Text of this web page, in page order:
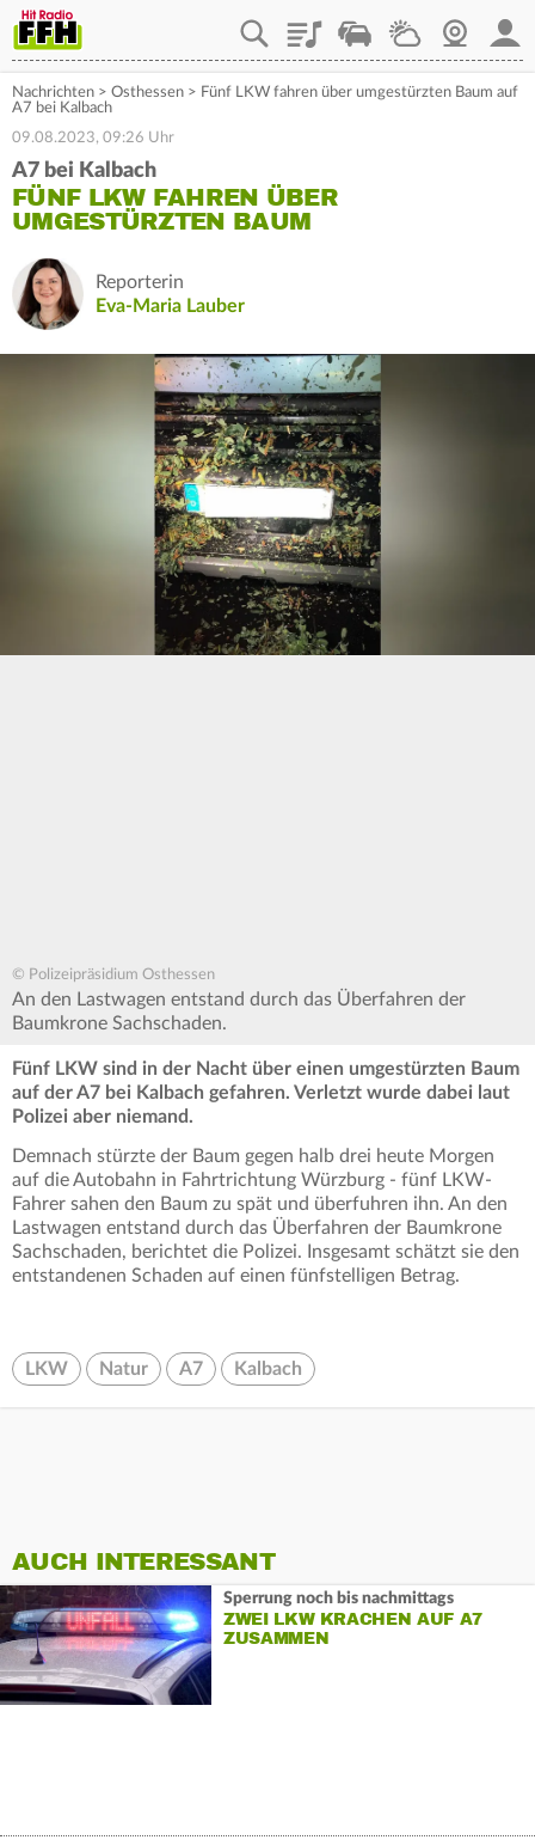
PlaylistStaupilotWetterWebcam
Nachrichten > Osthessen > Fünf LKW fahren über umgestürzten Baum auf
A7 bei Kalbach
09.08.2023, 09:26 Uhr
A7 bei Kalbach
FÜNF LKW FAHREN ÜBER
UMGESTÜRZTEN BAUM
Reporterin
Eva-Maria Lauber
© Polizeipräsidium Osthessen
An den Lastwagen entstand durch das Überfahren der
Baumkrone Sachschaden.
Fünf LKW sind in der Nacht über einen umgestürzten Baum
auf der A7 bei Kalbach gefahren. Verletzt wurde dabei laut
Polizei aber niemand.
Demnach stürzte der Baum gegen halb drei heute Morgen
auf die Autobahn in Fahrtrichtung Würzburg - fünf LKW-
Fahrer sahen den Baum zu spät und überfuhren ihn. An den
Lastwagen entstand durch das Überfahren der Baumkrone
Sachschaden, berichtet die Polizei. Insgesamt schätzt sie den
entstandenen Schaden auf einen fünfstelligen Betrag.
LKW Natur A7 Kalbach
AUCH INTERESSANT
Sperrung noch bis nachmittags
ZWEI LKW KRACHEN AUF A7
ZUSAMMEN